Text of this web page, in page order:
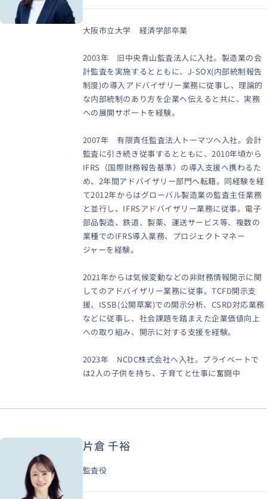
大阪市立大学 経済学部卒業
2003年 旧中央青山監査法人に入社。製造業の会
計監査を実施するとともに、J-SOX(内部統制報告
制度)の導入アドバイザリー業務に従事し、理論的
な内部統制のあり方を企業へ伝えると共に、実務
への展開サポートを経験。
2007年 有限責任監査法人トーマツへ入社。会計
監査に引き続き従事するとともに、2010年頃から
IFRS（国際財務報告基準）の導入支援へ携わるた
め、2年間アドバイザリー部門へ転籍。同経験を経
て2012年からはグローバル製造業の監査主任業務
と並行し、IFRSアドバイザリー業務に従事。電子
部品製造、鉄道、製薬、運送サービス等、複数の
業種でのIFRS導入業務、プロジェクトマネー
ジャーを経験。
2021年からは気候変動などの非財務情報開示に関
してのアドバイザリー業務に従事。TCFD開示支
援、ISSB(公開草案)での開示分析、CSRD対応業務
などに従事し、社会課題を踏まえた企業価値向上
への取り組み、開示に対する支援を経験。
2023年 NCDC株式会社へ入社。プライベートで
は2人の子供を持ち、子育てと仕事に奮闘中
片倉 千裕
監査役